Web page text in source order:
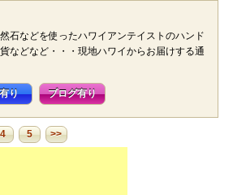
石などを使ったハワイアンテイストのハンド
などなど・・・現地ハワイからお届けする通
り ブログ有り
4 5 >>